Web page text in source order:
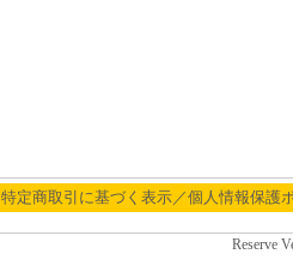
特定商取引に基づく表示／個人情報保護
Reserve